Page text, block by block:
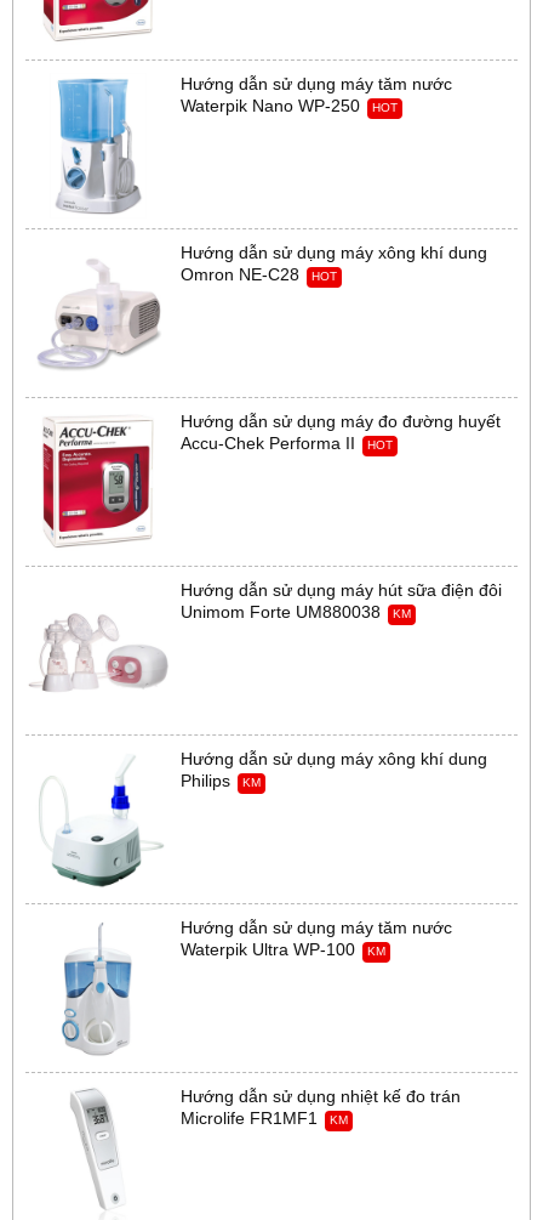
Hướng dẫn sử dụng máy tăm nước
Waterpik Nano WP-250
HOT
Hướng dẫn sử dụng máy xông khí dung
Omron NE-C28
HOT
Hướng dẫn sử dụng máy đo đường huyết
Accu-Chek Performa II
HOT
Hướng dẫn sử dụng máy hút sữa điện đôi
Unimom Forte UM880038
KM
Hướng dẫn sử dụng máy xông khí dung
Philips
KM
Hướng dẫn sử dụng máy tăm nước
Waterpik Ultra WP-100
KM
Hướng dẫn sử dụng nhiệt kế đo trán
Microlife FR1MF1
KM